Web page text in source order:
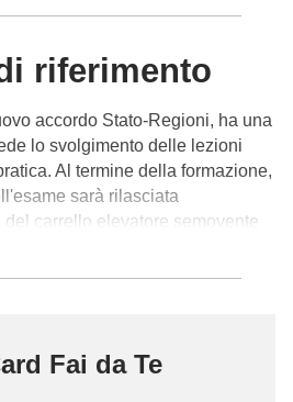
riferimento
accordo Stato-Regioni, ha una
lo svolgimento delle lezioni
Al termine della formazione,
sarà rilasciata
carrello elevatore semovente
Fai da Te